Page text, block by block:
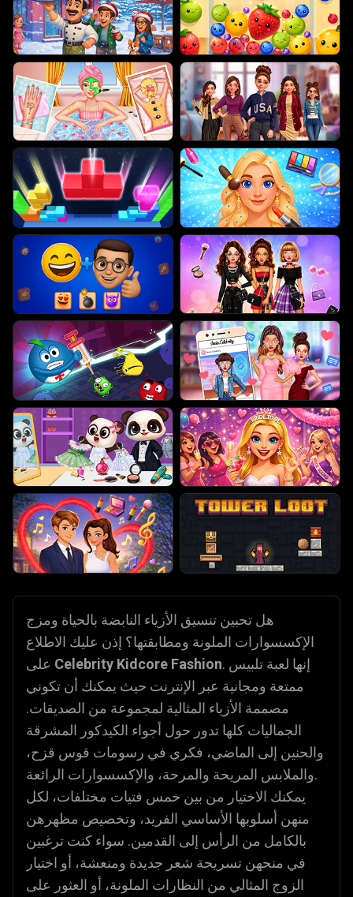
هل تحبين تنسيق الأزياء النابضة بالحياة ومزج
الإكسسوارات الملونة ومطابقتها؟ إذن عليك الاطلاع
Celebrity Kidcore Fashion. إنها لعبة تلبيس
ممتعة ومجانية عبر الإنترنت حيث يمكنك أن تكوني
مصممة الأزياء المثالية لمجموعة من الصديقات.
الجماليات كلها تدور حول أجواء الكيدكور المشرقة
والحنين إلى الماضي، فكري في رسومات قوس قزح،
والملابس المريحة والمرحة، والإكسسوارات الرائعة.
يمكنك الاختيار من بين خمس فتيات مختلفات، لكل
منهن أسلوبها الأساسي الفريد، وتخصيص مظهرهن
بالكامل من الرأس إلى القدمين. سواء كنت ترغبين
في منحهن تسريحة شعر جديدة ومنعشة، أو اختيار
الزوج المثالي من النظارات الملونة، أو العثور على